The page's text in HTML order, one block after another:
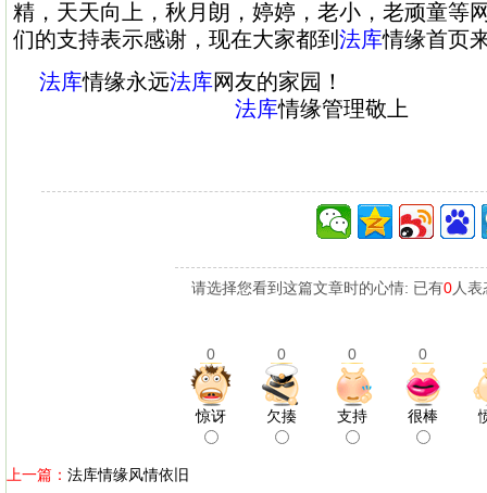
精，天天向上，秋月朗，婷婷，老小，老顽童等
们的支持表示感谢，现在大家都到 法库情缘首页
法库情缘永远法库网友的家园！
法库情缘管理敬上
请选择您看到这篇文章时的心情: 已有0人
0 0 0 0
惊讶 欠揍 支持 很棒
上一篇： 法库情缘风情依旧